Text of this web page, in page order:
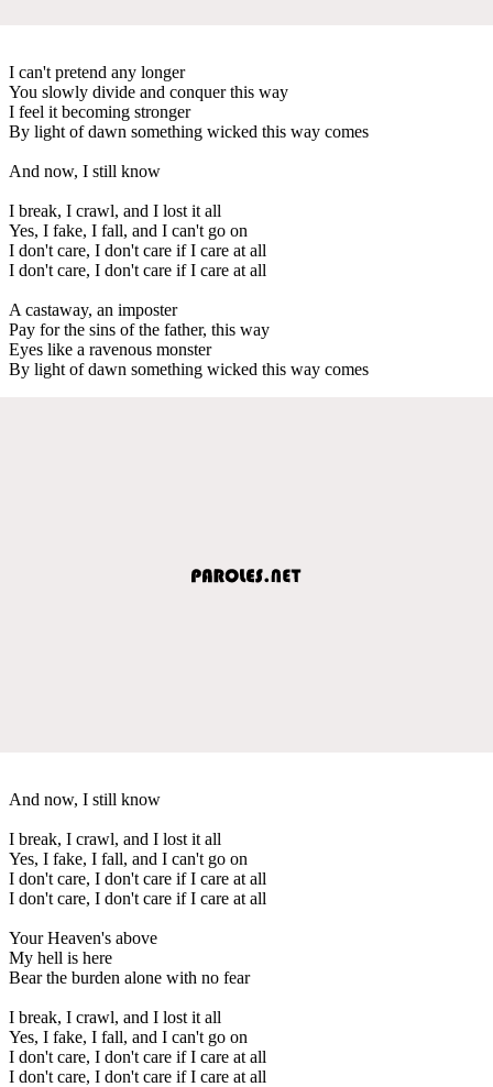
I can't pretend any longer
You slowly divide and conquer this way
I feel it becoming stronger
By light of dawn something wicked this way comes
And now, I still know
I break, I crawl, and I lost it all
Yes, I fake, I fall, and I can't go on
I don't care, I don't care if I care at all
I don't care, I don't care if I care at all
A castaway, an imposter
Pay for the sins of the father, this way
Eyes like a ravenous monster
By light of dawn something wicked this way comes
And now, I still know
I break, I crawl, and I lost it all
Yes, I fake, I fall, and I can't go on
I don't care, I don't care if I care at all
I don't care, I don't care if I care at all
Your Heaven's above
My hell is here
Bear the burden alone with no fear
I break, I crawl, and I lost it all
Yes, I fake, I fall, and I can't go on
I don't care, I don't care if I care at all
I don't care, I don't care if I care at all